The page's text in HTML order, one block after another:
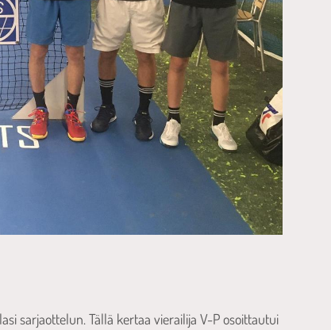
sarjaottelun. Tällä kertaa vierailija V-P osoittautui